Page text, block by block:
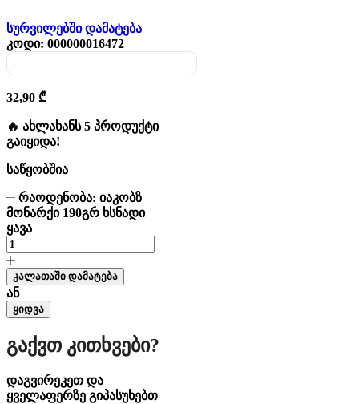
სურვილებში დამატება
კოდი: 000000016472
32,90 ₾
🔥 ახლახანს 5 პროდუქტი
გაიყიდა!
საწყობშია
რაოდენობა: იაკობზ
მონარქი 190გრ ხსნადი
ყავა
კალათაში დამატება
ან
ყიდვა
Გაქვთ Კითხვები?
დაგვირეკეთ და
ყველაფერზე გიპასუხებთ